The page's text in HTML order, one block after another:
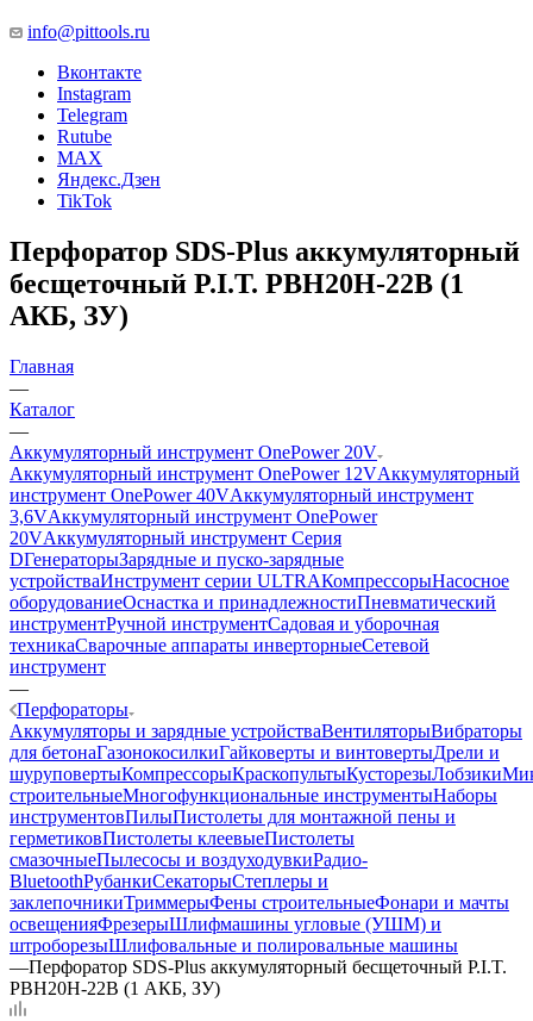
info@pittools.ru
Вконтакте
Instagram
Telegram
Rutube
MAX
Яндекс.Дзен
TikTok
Перфоратор SDS-Plus аккумуляторный
бесщеточный P.I.T. PBH20H-22B (1
АКБ, ЗУ)
Главная
—
Каталог
—
Аккумуляторный инструмент OnePower 20V
Аккумуляторный инструмент OnePower 12VАккумуляторный
инструмент OnePower 40VАккумуляторный инструмент
3,6VАккумуляторный инструмент OnePower
20VАккумуляторный инструмент Серия
DГенераторыЗарядные и пуско-зарядные
устройстваИнструмент серии ULTRAКомпрессорыНасосное
оборудованиеОснастка и принадлежностиПневматический
инструментРучной инструментСадовая и уборочная
техникаСварочные аппараты инверторныеСетевой
инструмент
—
Перфораторы
Аккумуляторы и зарядные устройстваВентиляторыВибраторы
для бетонаГазонокосилкиГайковерты и винтовертыДрели и
шуруповертыКомпрессорыКраскопультыКусторезыЛобзики
строительныеМногофункциональные инструментыНаборы
инструментовПилыПистолеты для монтажной пены и
герметиковПистолеты клеевыеПистолеты
смазочныеПылесосы и воздуходувкиРадио-
BluetoothРубанкиСекаторыСтеплеры и
заклепочникиТриммерыФены строительныеФонари и мачты
освещенияФрезерыШлифмашины угловые (УШМ) и
штроборезыШлифовальные и полировальные машины
—Перфоратор SDS-Plus аккумуляторный бесщеточный P.I.T.
PBH20H-22B (1 АКБ, ЗУ)